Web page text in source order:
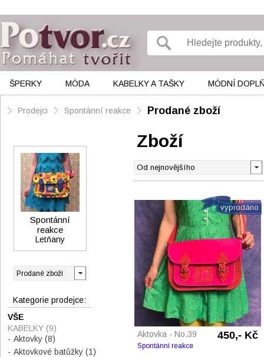
ŠPERKY MÓDA KABELKY A TAŠKY MÓDNÍ
Prodejci Spontánní reakce Prodané zboží
Zboží
vyprodáno
Aktovka - No.39 450,- Kč
Spontánní reakce
Spontánní
reakce
Letňany
Kategorie prodejce:
VŠE
KABELKY (9)
Aktovky (8)
Aktovkové batůžky (1)